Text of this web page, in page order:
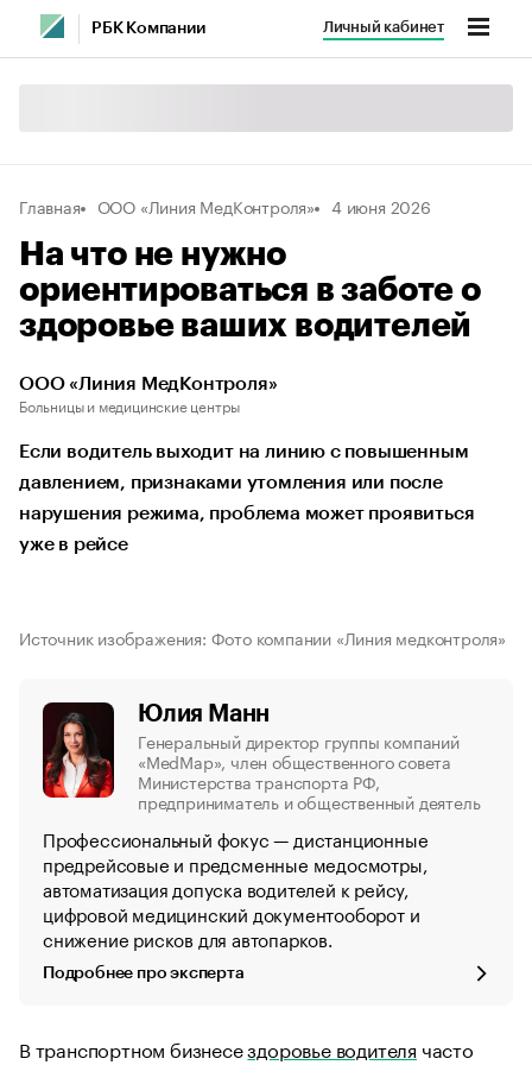
РБК Компании Личный кабинет
Главная ООО «Линия МедКонтроля» 4 июня 2026
На что не нужно
ориентироваться в заботе о
здоровье ваших водителей
ООО «Линия МедКонтроля»
Больницы и медицинские центры
Если водитель выходит на линию с повышенным
давлением, признаками утомления или после
нарушения режима, проблема может проявиться
уже в рейсе
Источник изображения: Фото компании «Линия медконтроля»
Юлия Манн
Генеральный директор группы компаний
«MedMap», член общественного совета
Министерства транспорта РФ,
предприниматель и общественный деятель
Профессиональный фокус — дистанционные
предрейсовые и предсменные медосмотры,
автоматизация допуска водителей к рейсу,
цифровой медицинский документооборот и
снижение рисков для автопарков.
Подробнее про эксперта
В транспортном бизнесездоровье водителя часто